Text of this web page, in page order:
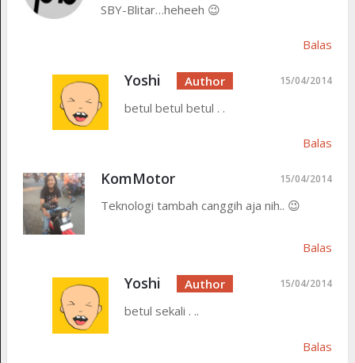
SBY-Blitar…heheeh 😉
Balas
Yoshi 15/04/2014
betul betul betul . .
Balas
KomMotor 15/04/2014
Teknologi tambah canggih aja nih.. 😉
Balas
Yoshi 15/04/2014
betul sekali . ..
Balas